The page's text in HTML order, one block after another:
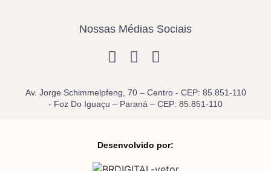
Nossas Médias Sociais
Av. Jorge Schimmelpfeng, 70 – Centro - CEP: 85.851-110
- Foz Do Iguaçu – Paraná – CEP: 85.851-110
Desenvolvido por: